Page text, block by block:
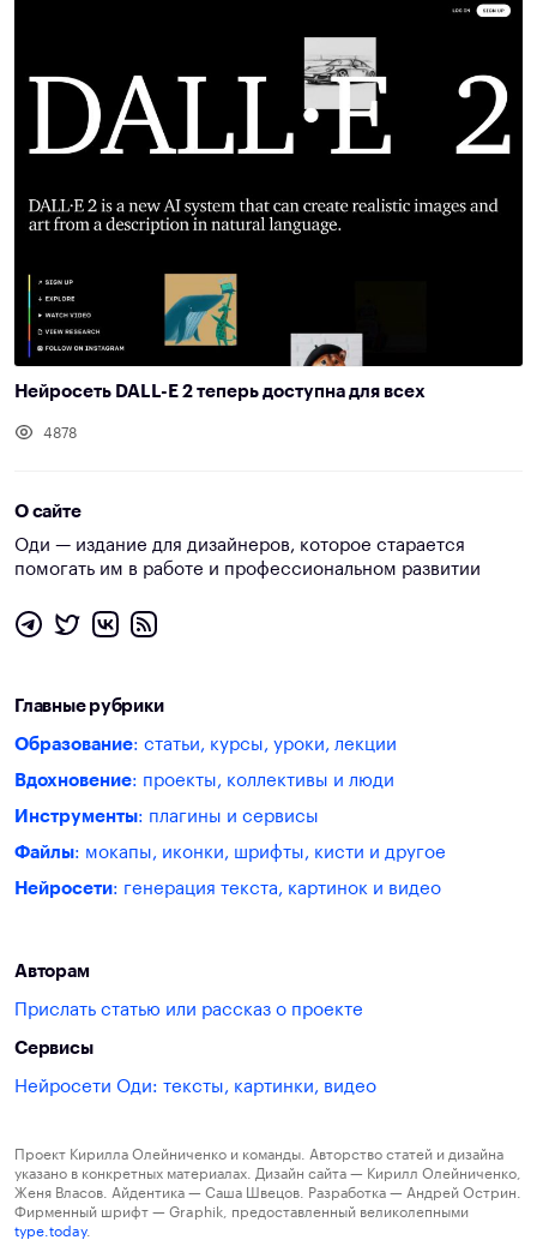
Нейросеть DALL-E 2 теперь доступна для всех
4878
О сайте
Оди — издание для дизайнеров, которое старается
помогать им в работе и профессиональном развитии
Главные рубрики
Образование: статьи, курсы, уроки, лекции
Вдохновение: проекты, коллективы и люди
Инструменты: плагины и сервисы
Файлы: мокапы, иконки, шрифты, кисти и другое
Нейросети: генерация текста, картинок и видео
Авторам
Прислать статью или рассказ о проекте
Сервисы
Нейросети Оди: тексты, картинки, видео
Проект Кирилла Олейниченко и команды. Авторство статей и дизайна
указано в конкретных материалах. Дизайн сайта — Кирилл Олейниченко,
Женя Власов. Айдентика — Саша Швецов. Разработка — Андрей Острин.
Фирменный шрифт — Graphik, предоставленный великолепными
type.today.